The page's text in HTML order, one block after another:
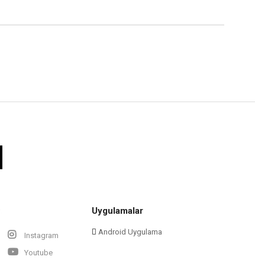
Instagram
Youtube
Uygulamalar
Android Uygulama